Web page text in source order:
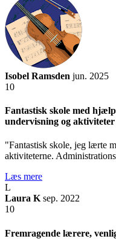
Isobel Ramsden jun. 2025
10
Fantastisk skole med
undervisning og aktiviteter
"Fantastisk skole, jeg lærte
aktiviteterne.
Læs mere
L
Laura K sep. 2022
10
Fremragende lærere,